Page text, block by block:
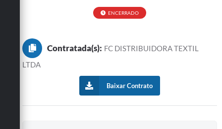
ENCERRADO
Contratada(s): FC DISTRIBUIDORA TEXTIL
LTDA
Baixar Contrato